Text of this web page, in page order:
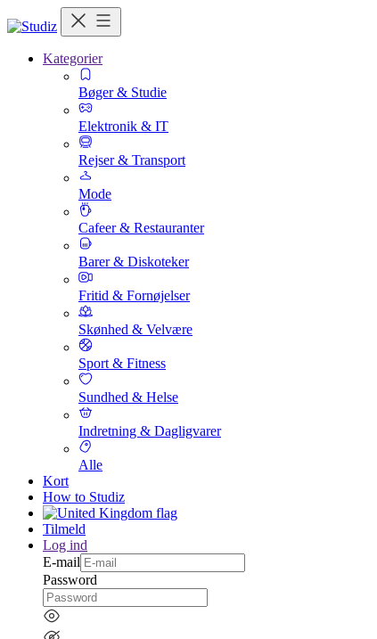
Kategorier
Bøger & Studie
Elektronik & IT
Rejser & Transport
Mode
Cafeer & Restauranter
Barer & Diskoteker
Fritid & Fornøjelser
Skønhed & Velvære
Sport & Fitness
Sundhed & Helse
Indretning & Dagligvarer
Alle
Kort
How to Studiz
Tilmeld
Log ind
E-mail
Password